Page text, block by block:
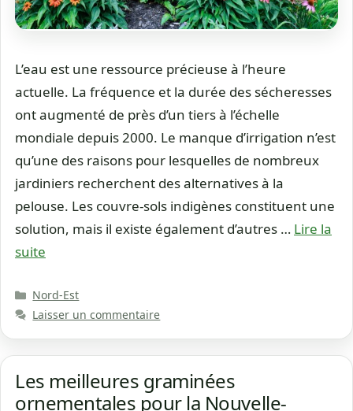
L’eau est une ressource précieuse à l’heure
actuelle. La fréquence et la durée des sécheresses
ont augmenté de près d’un tiers à l’échelle
mondiale depuis 2000. Le manque d’irrigation n’est
qu’une des raisons pour lesquelles de nombreux
jardiniers recherchent des alternatives à la
pelouse. Les couvre-sols indigènes constituent une
solution, mais il existe également d’autres … Lire la
suite
Catégories
Nord-Est
Laisser un commentaire
Les meilleures graminées
ornementales pour la Nouvelle-